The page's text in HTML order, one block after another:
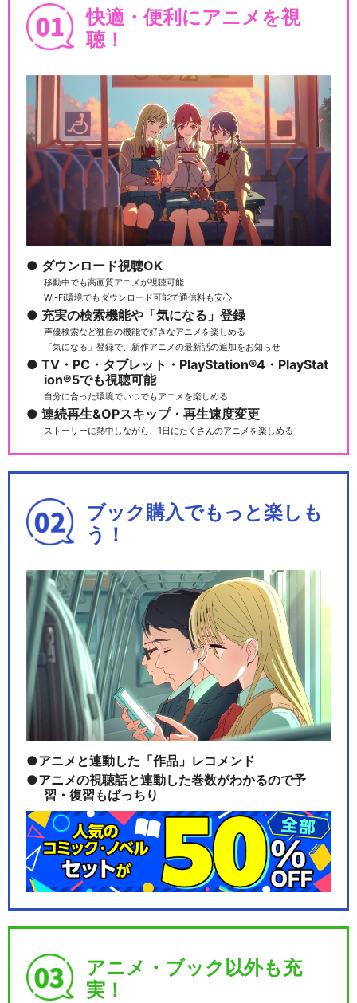
快適・便利にアニメを視
聴！
ダウンロード視聴OK
移動中でも高画質アニメが視聴可能
Wi-Fi環境でもダウンロード可能で通信料も安心
充実の検索機能や「気になる」登録
声優検索など独自の機能で好きなアニメを楽しめる
「気になる」登録で、新作アニメの最新話の追加をお知らせ
TV・PC・タブレット・PlayStation®4・PlayStat
ion®5でも視聴可能
自分に合った環境でいつでもアニメを楽しめる
連続再生&OPスキップ・再生速度変更
ストーリーに熱中しながら、1日にたくさんのアニメを楽しめる
ブック購入でもっと楽しも
う！
アニメと連動した「作品」レコメンド
アニメの視聴話と連動した巻数がわかるので予
習・復習もばっちり
アニメ・ブック以外も充
実！